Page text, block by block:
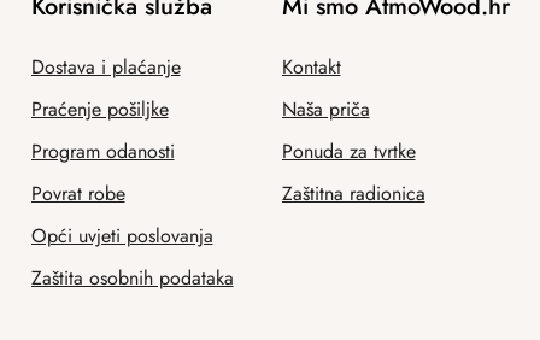
Dostava i plaćanje
Praćenje pošiljke
Program odanosti
Povrat robe
Opći uvjeti poslovanja
Zaštita osobnih podataka
Kontakt
Naša priča
Ponuda za tvrtke
Zaštitna radionica